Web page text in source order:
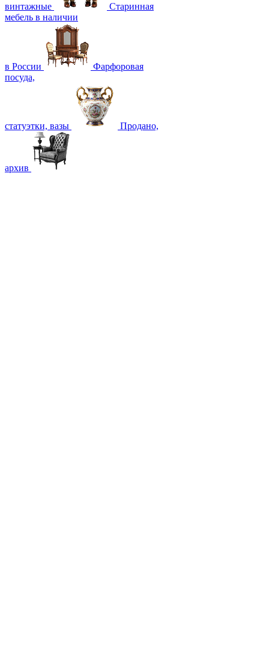
винтажные
Старинная
мебель в наличии
в России
Фарфоровая
посуда,
статуэтки, вазы Продано,
архив